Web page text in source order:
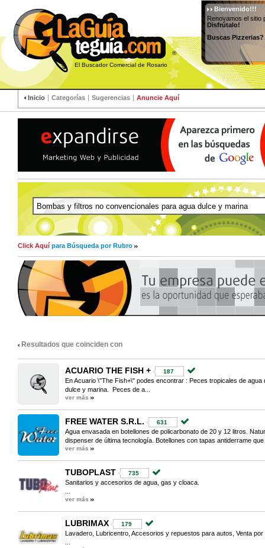
®
El Buscador Comercial de Rosario
Bienvenido!!!
Renovamos el sitio
Disfrútalo!
Buscas
Inicio Categorías Sugerencias Anuncie Aquí
Click Aquí para Búsqueda por Rubro
Resultados que coinciden con
ACUARIO THE FISH + 187
En Acuario \"The Fish+\" podes encontrar : Peces tropicales de
dulce y marina. Peces de a...
ver más
FREE WATER S.R.L. 631
Agua envasada en botellones de policarbonato de 20 y 12 litros.
dispenser de última tecnología. Botellones con tapas antiderrame que
ver más
TUBOPLAST 735
Sanitarios y accesorios de agua, gas y cloaca.
ver más
LUBRIMAX 179
Lavadero, Lubricentro, Accesorios y repuestos para autos, Venta